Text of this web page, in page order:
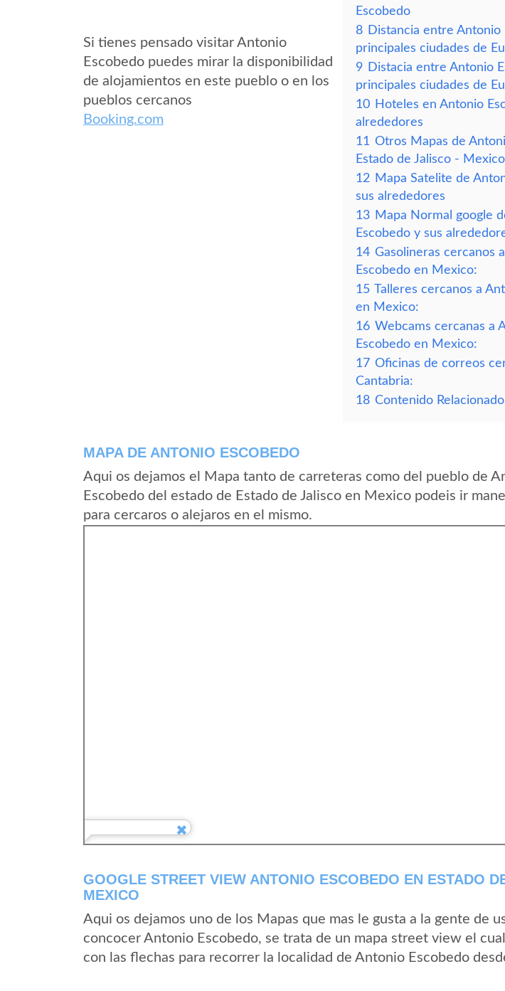
Si tienes pensado visitar Antonio
Escobedo puedes mirar la disponibilidad
de alojamientos en este pueblo o en los
pueblos cercanos
Booking.com
Escobedo
8 Distancia entre Antonio
principales ciudades de
9 Distacia entre Antonio
principales ciudades de
10 Hoteles en Antonio
alrededores
11 Otros Mapas de
Estado de Jalisco - Mexico
12 Mapa Satelite de
sus alrededores
13 Mapa Normal google
Escobedo y sus
14 Gasolineras cercanos
Escobedo en Mexico:
15 Talleres cercanos a
en Mexico:
16 Webcams cercanas a
Escobedo en Mexico:
17 Oficinas de correos
Cantabria:
18 Contenido
MAPA DE ANTONIO ESCOBEDO
Aqui os dejamos el Mapa tanto de carreteras como del pueblo de
Escobedo del estado de Estado de Jalisco en Mexico podeis ir
para cercaros o alejaros en el mismo.
GOOGLE STREET VIEW ANTONIO ESCOBEDO EN ESTADO
MEXICO
Aqui os dejamos uno de los Mapas que mas le gusta a la gente de
concocer Antonio Escobedo, se trata de un mapa street view el
con las flechas para recorrer la localidad de Antonio Escobedo